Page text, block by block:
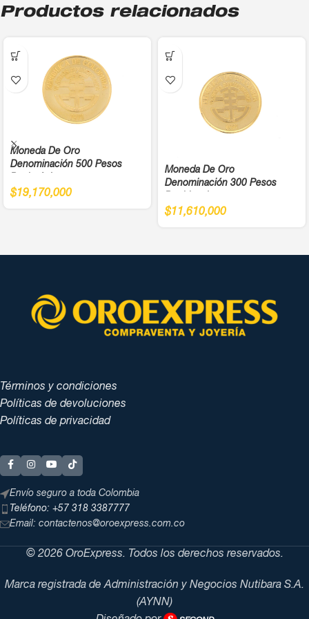
Productos relacionados
Moneda De Oro
Denominación 500 Pesos
Panamericanos Año 1971 Cali
$19,170,000
Moneda De Oro
Denominación 300 Pesos
Panamericanos Año 1971 Cali
$11,610,000
Términos y condiciones
Políticas de devoluciones
Políticas de privacidad
Envío seguro a toda Colombia
Teléfono: +57 318 3387777
Email: contactenos@oroexpress.com.co
© 2026 OroExpress. Todos los derechos reservados.
Marca registrada de Administración y Negocios Nutibara S.A.
(AYNN)